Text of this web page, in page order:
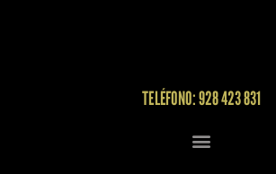
TELÉFONO: 928 423 831